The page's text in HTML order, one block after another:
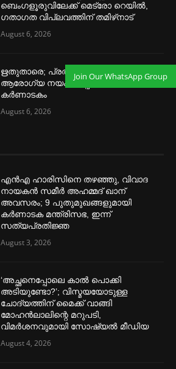
ബെംഗളൂരുവിലേക്ക് മെട്രോ റെയില്‍,
ഗതാഗത വിപ്ലവത്തിന് തമിഴ്‌നാട്
August 6, 2026
ഋതുതാരെ; പ്രത്യേക വനിതാ
ആരോഗ്യ നയം നടപ്പാക്കാൻ
കര്‍ണാടകം
August 6, 2026
എൻഎ ഹാരിസിനെ തഴ‌‍ഞ്ഞു, വിവാദ
നായകൻ സമീര്‍ അഹമ്മദ് ഖാന്
അവസരം; 9 പുതുമുഖങ്ങളുമായി
കര്‍ണാടക മന്ത്രിസഭ, ഇന്ന്
സത്യപ്രതിജ്ഞ
August 3, 2026
‘അച്ഛനെപ്പോലെ കാല്‍ പൊക്കി
അടിയുണ്ടോ?’; വിസ്മയയോടുള്ള
ചോദ്യത്തിന് മൈക്ക് വാങ്ങി
മോഹൻലാലിന്റെ മറുപടി,
വിമര്‍ശനവുമായി സോഷ്യല്‍ മീഡിയ
August 4, 2026
Join Our WhatsApp Group